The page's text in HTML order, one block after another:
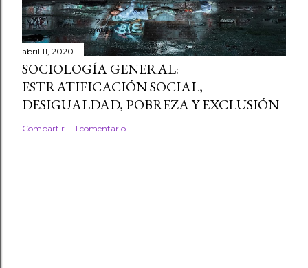
abril 11, 2020
SOCIOLOGÍA GENERAL:
ESTRATIFICACIÓN SOCIAL,
DESIGUALDAD, POBREZA Y EXCLUSIÓN
Compartir 1 comentario